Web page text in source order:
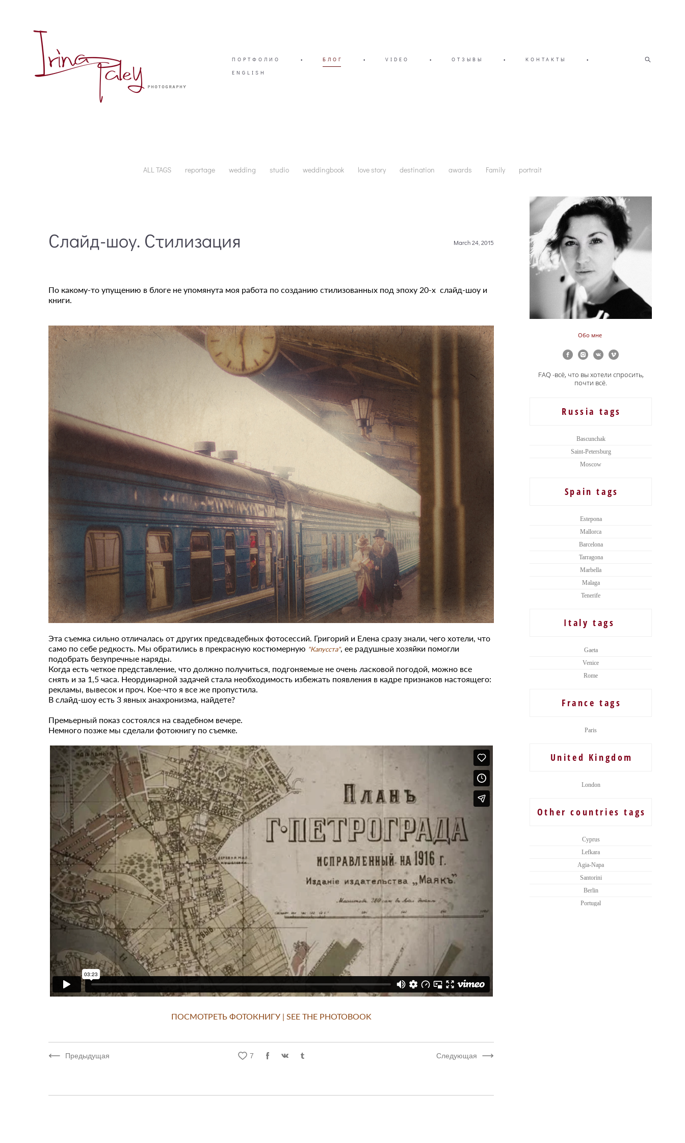
ПОРТФОЛИО • БЛОГ • VIDEO • ОТЗЫВЫ • КОНТАКТЫ
•
ENGLISH
ALL TAGS reportage wedding studio weddingbook love story destination awards Family portrait
March 24, 2015
Слайд-шоу. Стилизация
По какому-то упущению в блоге не упомянута моя работа по созданию стилизованных под эпоху 20-х слайд-шоу и
книги.
Эта съемка сильно отличалась от других предсвадебных фотосессий. Григорий и Елена сразу знали, чего хотели, что
само по себе редкость. Мы обратились в прекрасную костюмерную "Капусста", ее радушные хозяйки помогли
подобрать безупречные наряды.
Когда есть четкое представление, что должно получиться, подгоняемые не очень ласковой погодой, можно все
снять и за 1,5 часа. Неординарной задачей стала необходимость избежать появления в кадре признаков настоящего:
рекламы, вывесок и проч. Кое-что я все же пропустила.
В слайд-шоу есть 3 явных анахронизма, найдете?
Премьерный показ состоялся на свадебном вечере.
Немного позже мы сделали фотокнигу по съемке.
ПОСМОТРЕТЬ ФОТОКНИГУ | SEE THE PHOTOBOOK
7
Предыдущая Следующая
Обо мне
FAQ -всё, что вы хотели спросить,
почти всё.
Russia tags
Bascunchak
Saint-Petersburg
Moscow
Spain tags
Estepona
Mallorca
Barcelona
Tarragona
Marbella
Malaga
Tenerife
Italy tags
Gaeta
Venice
Rome
France tags
Paris
United Kingdom
London
Other countries tags
Cyprus
Lefkara
Agia-Napa
Santorini
Berlin
Portugal